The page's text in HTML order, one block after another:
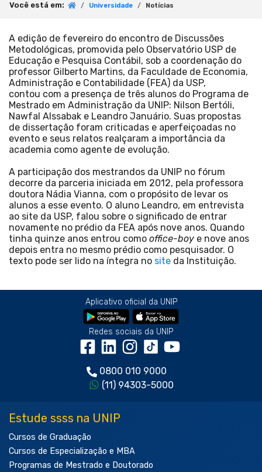
Você está em: Universidade Notícias
A edição de fevereiro do encontro de Discussões
Metodológicas, promovida pelo Observatório USP de
Educação e Pesquisa Contábil, sob a coordenação do
professor Gilberto Martins, da Faculdade de Economia,
Administração e Contabilidade (FEA) da USP,
contou com a presença de três alunos do Programa de
Mestrado em Administração da UNIP: Nilson Bertóli,
Nawfal Alssabak e Leandro Januário. Suas propostas
de dissertação foram criticadas e aperfeiçoadas no
evento e seus relatos realçaram a importância da
academia como agente de evolução.
A participação dos mestrandos da UNIP no fórum
decorre da parceria iniciada em 2012, pela professora
doutora Nádia Vianna, com o propósito de levar os
alunos a esse evento. O aluno Leandro, em entrevista
ao site da USP, falou sobre o significado de entrar
novamente no prédio da FEA após nove anos. Quando
tinha quinze anos entrou como office-boy e nove anos
depois entra no mesmo prédio como pesquisador. O
texto pode ser lido na íntegra no site da Instituição.
Aplicativo oficial da UNIP
Redes sociais da UNIP
0800 010 9000
(11) 94303-5000
Estude ssss na UNIP
Cursos de Graduação
Cursos de Especialização e MBA
Programas de Mestrado e Doutorado